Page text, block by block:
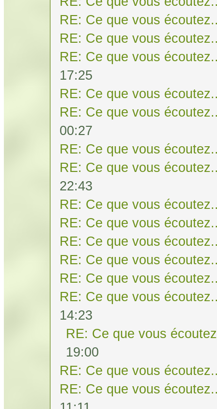
RE: Ce que vous
RE: Ce que vous
RE: Ce que vous
17:25
RE: Ce que vous
RE: Ce que vous
00:27
RE: Ce que vous
RE: Ce que vous
22:43
RE: Ce que vous
RE: Ce que vous
RE: Ce que vous
RE: Ce que vous
RE: Ce que vous
RE: Ce que vous
14:23
RE: Ce que vous
19:00
RE: Ce que vous
RE: Ce que vous